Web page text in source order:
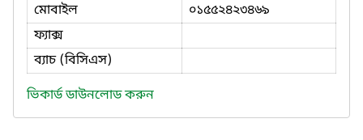
মোবাইল
০১৫৫২৪২৩৪৬৯
ফ্যাক্স
ব্যাচ (বিসিএস)
ভিকার্ড ডাউনলোড করুন